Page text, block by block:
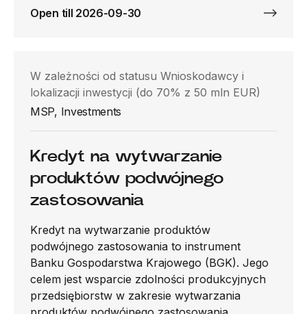
Open till 2026-09-30
W zależności od statusu Wnioskodawcy i
lokalizacji inwestycji (do 70% z 50 mln EUR)
MSP, Investments
Kredyt na wytwarzanie
produktów podwójnego
zastosowania
Kredyt na wytwarzanie produktów
podwójnego zastosowania to instrument
Banku Gospodarstwa Krajowego (BGK). Jego
celem jest wsparcie zdolności produkcyjnych
przedsiębiorstw w zakresie wytwarzania